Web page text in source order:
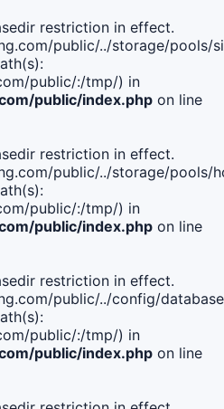
restriction in effect.
public/../storage/pools/
public/:/tmp/) in
public/index.php on line
restriction in effect.
public/../storage/pools/
public/:/tmp/) in
public/index.php on line
restriction in effect.
public/../config/
public/:/tmp/) in
public/index.php on line